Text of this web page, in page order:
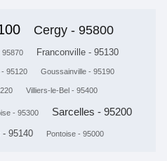
Cergy - 95800
95870 Franconville - 95130
- 95120 Goussainville - 95190
Villiers-le-Bel - 95400
- 95300 Sarcelles - 95200
95140 Pontoise - 95000